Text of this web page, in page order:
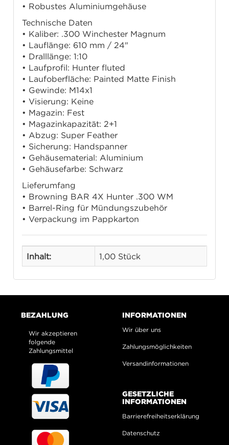
• Robustes Aluminiumgehäuse
Technische Daten
• Kaliber: .300 Winchester Magnum
• Lauflänge: 610 mm / 24"
• Dralllänge: 1:10
• Laufprofil: Hunter fluted
• Laufoberfläche: Painted Matte Finish
• Gewinde: M14x1
• Visierung: Keine
• Magazin: Fest
• Magazinkapazität: 2+1
• Abzug: Super Feather
• Sicherung: Handspanner
• Gehäusematerial: Aluminium
• Gehäusefarbe: Schwarz
Lieferumfang
• Browning BAR 4X Hunter .300 WM
• Barrel-Ring für Mündungszubehör
• Verpackung im Pappkarton
Inhalt: 1,00 Stück
BEZAHLUNG
Wir akzeptieren
folgende
Zahlungsmittel
INFORMATIONEN
Wir über uns
Zahlungsmöglichkeiten
Versandinformationen
GESETZLICHE
INFORMATIONEN
Barrierefreiheitserklärung
Datenschutz